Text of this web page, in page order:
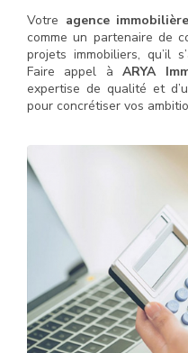
Votre agence
comme un partenaire de
projets immobiliers, qu’il
Faire appel àARYA
expertise de qualité et
pour concrétiser vos